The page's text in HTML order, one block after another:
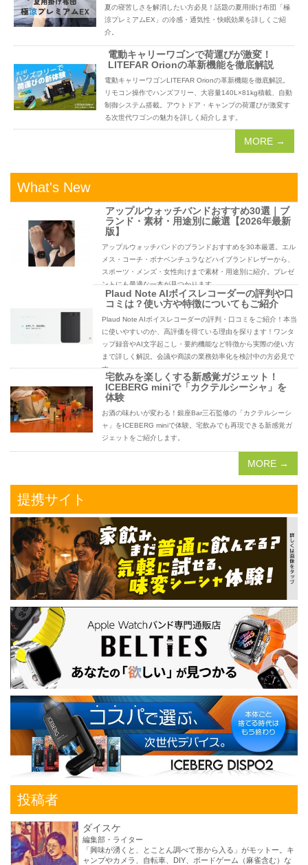
夏の寝苦しさを解消したい方必見！話題の夏用掛け布団「極
涼プレミアムEX」の冷感・通気性・快眠効果を詳しくご紹
介。
電動キャリーワゴンで荷運びが激変！
LITEFAR Orionの革新機能を徹底解説
電動キャリーワゴンLITEFAR Orionの革新機能を徹底解説。
リモコン操作でハンズフリー、大容量140L×81kg積載、自動
制御システム搭載。アウトドア・キャンプの荷運びが激変す
る次世代ワゴンの魅力を詳しく紹介します。
MORE →
What's New
アップルウォッチバンドおすすめ30選｜ブ
ランド・素材・用途別に厳選【2026年最新
版】
アップルウォッチバンドのブランドおすすめを30本厳選。エル
メス・コーチ・ボナベンチュラなどハイブランドレザーから、
スポーツ・メンズ・女性向けまで素材・用途別に紹介。プレゼ
ントにも最適な一本が見つかります。
Plaud Note AIボイスレコーダーの評判や口
コミは？使い方や特徴についてもご紹介
Plaud Note AIボイスレコーダーの評判・口コミをご紹介！本当
に使いやすいのか、高評価を得ている理由を探ります！ワンタ
ップ録音やAI文字起こし・要約機能など特徴から実際の使い方
まで詳しく解説。会議や商談の業務効率化を検討中の方必見で
す。
宅飲みを楽しくする新感覚ガジェット！
ICEBERG miniで「カクテルシーシャ」を
体験
お酒の味わいが変わる！銀座Bar三石監修の「カクテルシーシ
ャ」をICEBERG miniで体験。宅飲みでも再現できる新感覚ガ
ジェットをご紹介します。
MORE →
提携サイト
投稿者
ダイスケ
編集部・ライター
「興味が湧くと、とことん調べて形から入る」がモットー。キ
ャンプやカメラ、自転車、DIY、ボードゲーム（麻雀含む）な